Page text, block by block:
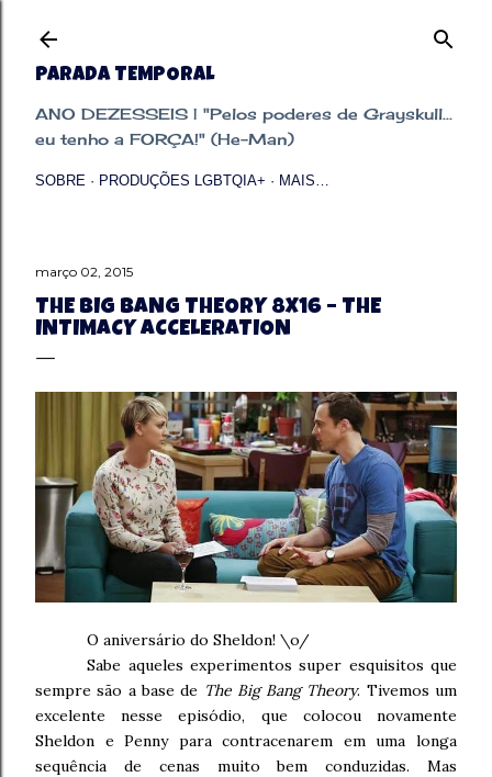
PARADA TEMPORAL
ANO DEZESSEIS | "Pelos poderes de Grayskull...
eu tenho a FORÇA!" (He-Man)
SOBRE PRODUÇÕES LGBTQIA+ MAIS…
março 02, 2015
THE BIG BANG THEORY 8X16 – THE
INTIMACY ACCELERATION
O aniversário do Sheldon! \o/
Sabe aqueles experimentos super esquisitos que
sempre são a base de The Big Bang Theory. Tivemos um
excelente nesse episódio, que colocou novamente
Sheldon e Penny para contracenarem em uma longa
sequência de cenas muito bem conduzidas. Mas